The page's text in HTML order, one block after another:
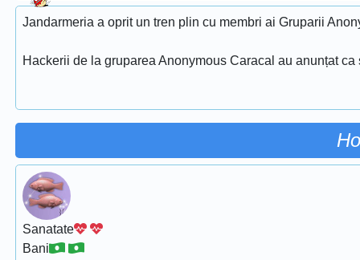
Jandarmeria a oprit un tren plin cu membri ai Gruparii
Hackerii de la gruparea Anonymous Caracal au anunțat
Sanatate
Bani